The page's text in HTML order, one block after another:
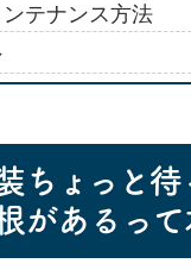
テナンス方法
ちょっと待
があるって